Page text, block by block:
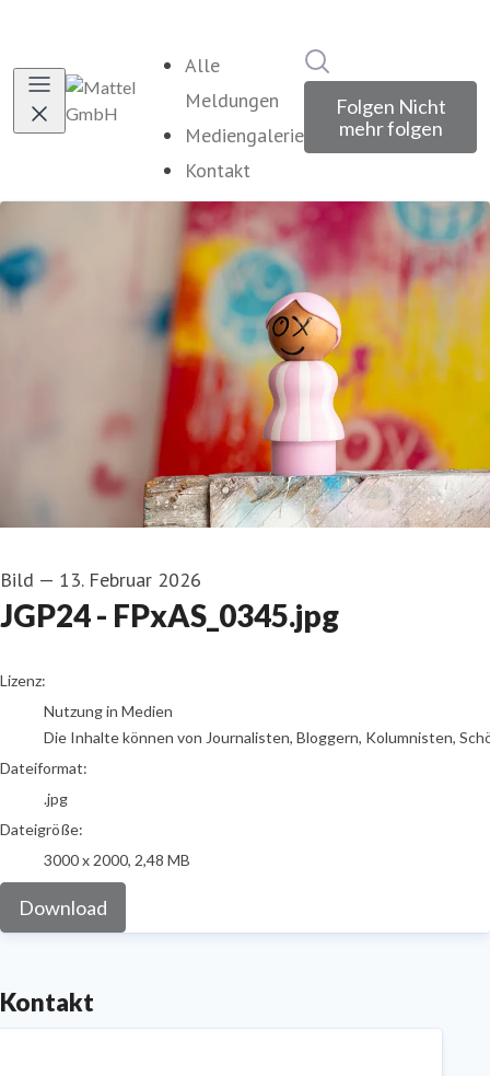
Alle
Meldungen
Mediengalerie
Kontakt
Folgen Nicht
mehr folgen
Bild — 13. Februar 2026
JGP24 - FPxAS_0345.jpg
go to media item
Lizenz:
Nutzung in Medien
Die Inhalte können von Journalisten, Bloggern, Kolumnisten,
Dateiformat:
.jpg
Dateigröße:
3000 x 2000, 2,48 MB
Download
Kontakt